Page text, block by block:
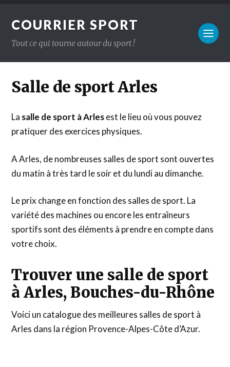
COURRIER SPORT
Tout ce qui tourne autour du sport !
Salle de sport Arles
La salle de sport à Arlesest le lieu où vous pouvez
pratiquer des exercices physiques.
A Arles, de nombreuses salles de sport sont ouvertes
du matin à très tard le soir et du lundi au dimanche.
Le prix change en fonction des salles de sport. La
variété des machines ou encore les entraîneurs
sportifs sont des éléments à prendre en compte dans
votre choix.
Trouver une salle de sport
à Arles, Bouches-du-Rhône
Voici un catalogue des meilleures salles de sport à
Arles dans la région Provence-Alpes-Côte d’Azur.